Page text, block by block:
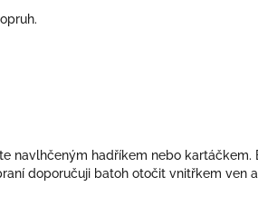
navlhčeným hadříkem nebo kartáčkem.
doporučuji batoh otočit vnitřkem ven